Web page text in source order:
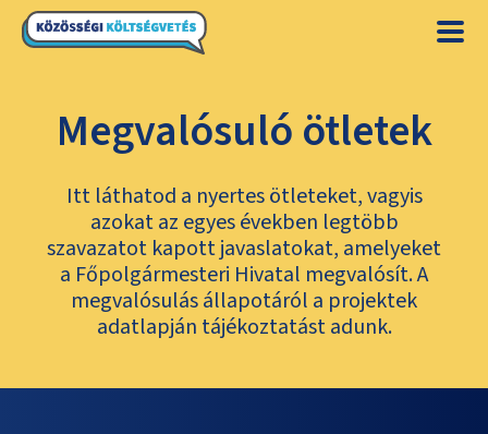
Megvalósuló ötletek
Itt láthatod a nyertes ötleteket, vagyis
azokat az egyes években legtöbb
szavazatot kapott javaslatokat, amelyeket
a Főpolgármesteri Hivatal megvalósít. A
megvalósulás állapotáról a projektek
adatlapján tájékoztatást adunk.